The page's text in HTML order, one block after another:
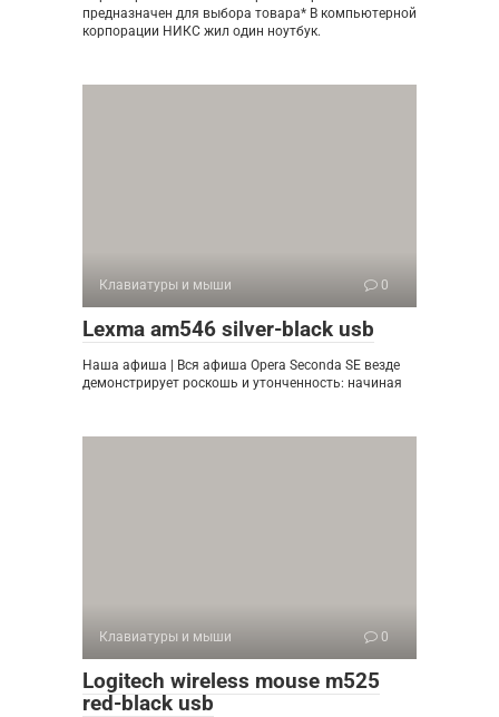
предназначен для выбора товара* В компьютерной
корпорации НИКС жил один ноутбук.
Клавиатуры и мыши 0
Lexma am546 silver-black usb
Наша афиша | Вся афиша Opera Seconda SE везде
демонстрирует роскошь и утонченность: начиная
Клавиатуры и мыши 0
Logitech wireless mouse m525
red-black usb